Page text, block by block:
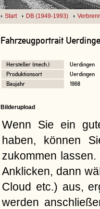
Start DB (1949-1993)
Fahrzeugportrait
Hersteller (mech.)
Uerdingen
Produktionsort
Uerdingen
Baujahr
1968
Bilderupload
Wenn Sie ein
haben, können
zukommen
Anklicken, dann
Cloud etc.) aus,
werden